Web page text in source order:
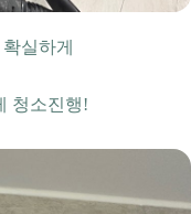
실하게
청소진행!